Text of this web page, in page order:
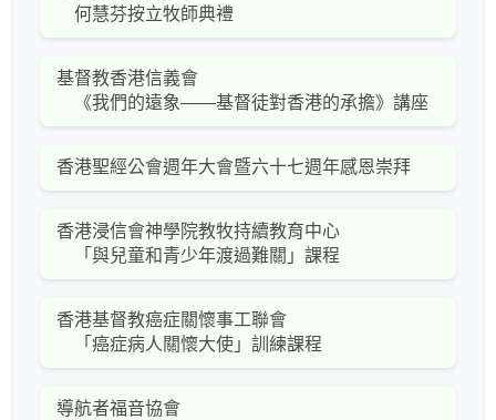
何慧芬按立牧師典禮
基督教香港信義會
《我們的遠象――基督徒對香港的承擔》講座
香港聖經公會週年大會暨六十七週年感恩崇拜
香港浸信會神學院教牧持續教育中心
「與兒童和青少年渡過難關」課程
香港基督教癌症關懷事工聯會
「癌症病人關懷大使」訓練課程
導航者福音協會